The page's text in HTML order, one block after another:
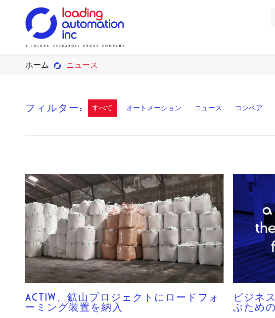
Automation
ホーム ニュース
フィルター: すべて オートメーション ニュース コンベア
ACTIW、鉱山プロジェクトにロードフォ
ーミング装置を納入
ビジネ
ぶため